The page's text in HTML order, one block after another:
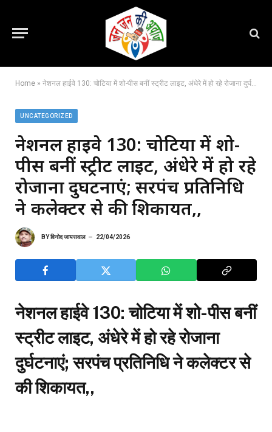
Home » नेशनल हाईवे 130: चोटिया में शो-पीस बनीं स्ट्रीट लाइट, अंधेरे में हो रहे रोजाना दुर्घटनाएं; सरपंच प्रतिनिधि ने कलेक्टर से की शिकायत,,
UNCATEGORIZED
नेशनल हाईवे 130: चोटिया में शो-
पीस बनीं स्ट्रीट लाइट, अंधेरे में हो रहे
रोजाना दुर्घटनाएं; सरपंच प्रतिनिधि
ने कलेक्टर से की शिकायत,,
BYविनोद जायसवाल 22/04/2026
नेशनल हाईवे 130: चोटिया में शो-पीस बनीं
स्ट्रीट लाइट, अंधेरे में हो रहे रोजाना
दुर्घटनाएं; सरपंच प्रतिनिधि ने कलेक्टर से
की शिकायत,,